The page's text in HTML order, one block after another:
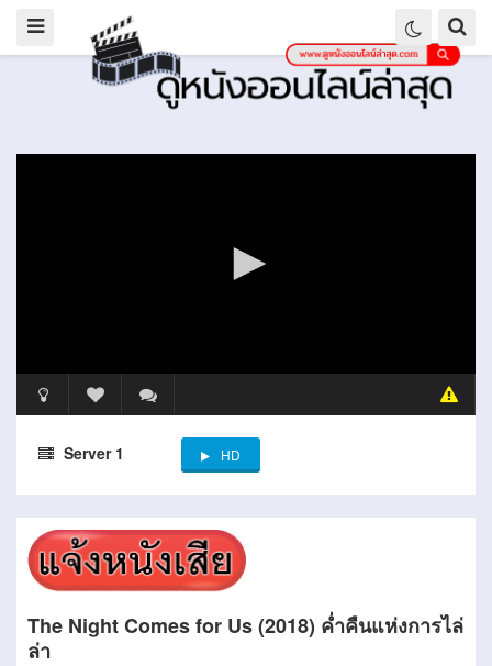
Server 1 HD
The Night Comes for Us (2018) ค่ำคืนแห่งการไล่
ล่า